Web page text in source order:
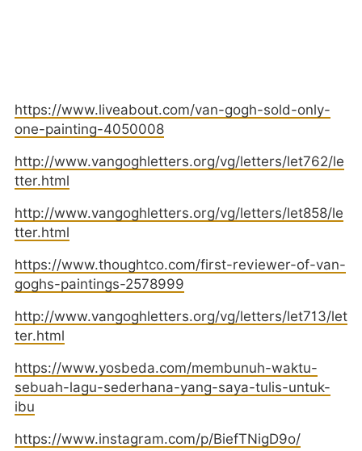
https://www.liveabout.com/van-gogh-sold-only-
one-painting-4050008
http://www.vangoghletters.org/vg/letters/let762/le
tter.html
http://www.vangoghletters.org/vg/letters/let858/le
tter.html
https://www.thoughtco.com/first-reviewer-of-van-
goghs-paintings-2578999
http://www.vangoghletters.org/vg/letters/let713/let
ter.html
https://www.yosbeda.com/membunuh-waktu-
sebuah-lagu-sederhana-yang-saya-tulis-untuk-
ibu
https://www.instagram.com/p/BiefTNigD9o/